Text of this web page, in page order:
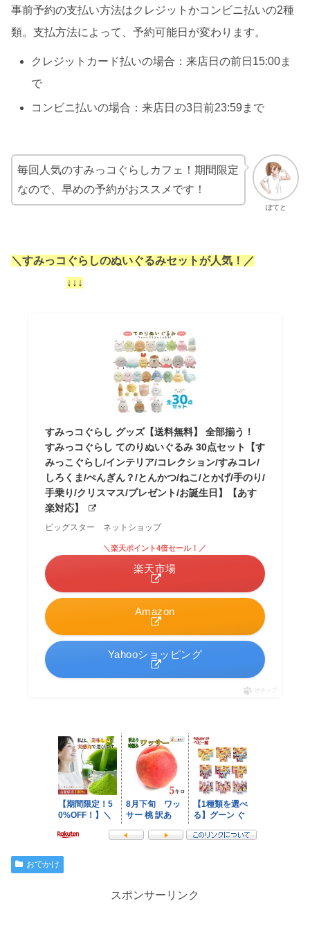
事前予約の支払い方法はクレジットかコンビニ払いの2種
類。支払方法によって、予約可能日が変わります。
クレジットカード払いの場合：来店日の前日15:00ま
で
コンビニ払いの場合：来店日の3日前23:59まで
ぽてと
毎回人気のすみっコぐらしカフェ！期間限定
なので、早めの予約がおススメです！
＼すみっコぐらしのぬいぐるみセットが人気！／
↓↓↓
すみっコぐらし グッズ【送料無料】 全部揃う！
すみっコぐらし てのりぬいぐるみ 30点セット【す
みっこぐらし/インテリア/コレクション/すみコレ/
しろくま/ぺんぎん？/とんかつ/ねこ/とかげ/手のり/
手乗り/クリスマス/プレゼント/お誕生日】【あす
楽対応】
ビッグスター ネットショップ
Amazon
＼楽天ポイント4倍セール！／
楽天市場
Yahooショッピング
ポチップ
おでかけ
スポンサーリンク